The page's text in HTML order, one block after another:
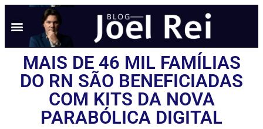
MAIS DE 46 MIL FAMÍLIAS
DO RN SÃO BENEFICIADAS
COM KITS DA NOVA
PARABÓLICA DIGITAL